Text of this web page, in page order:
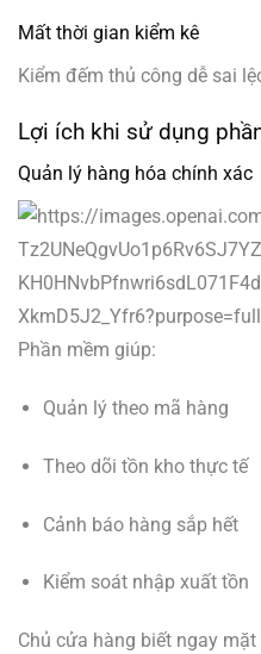
Mất thời gian kiểm kê
Kiểm đếm thủ công dễ sai
Lợi ích khi sử dụng
Quản lý hàng hóa chính xác
Phần mềm giúp:
Quản lý theo mã hàng
Theo dõi tồn kho thực tế
Cảnh báo hàng sắp hết
Kiểm soát nhập xuất tồn
Chủ cửa hàng biết ngay